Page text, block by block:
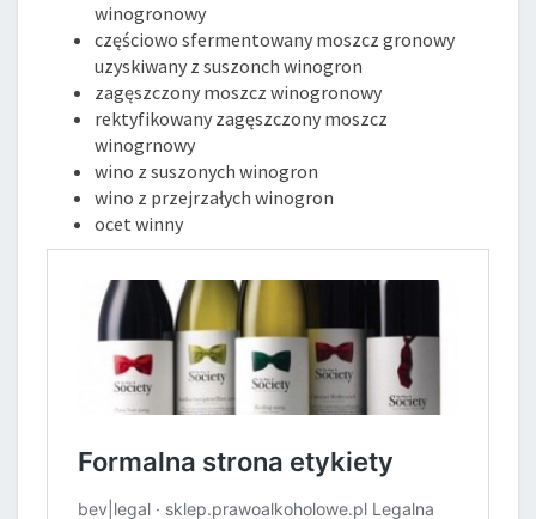
winogronowy
częściowo sfermentowany moszcz gronowy
uzyskiwany z suszonch winogron
zagęszczony moszcz winogronowy
rektyfikowany zagęszczony moszcz
winogrnowy
wino z suszonych winogron
wino z przejrzałych winogron
ocet winny